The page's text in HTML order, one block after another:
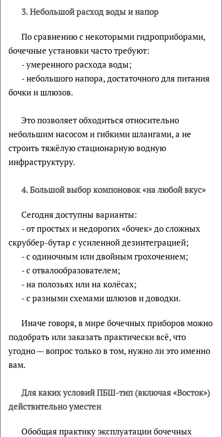
3. Небольшой расход воды и напор
По сравнению с некоторыми гидроприборами,
бочечные установки часто требуют:
- умеренного расхода воды;
- небольшого напора, достаточного для питания
бочки и шлюзов.
Это позволяет обходиться относительно
небольшим насосом и гибкими шлангами, а не
строить тяжёлую стационарную водную
инфраструктуру.
4. Большой выбор компоновок «на любой вкус»
Сегодня доступны варианты:
- от простых и недорогих «бочек» до сложных
скруббер-бутар с усиленной дезинтеграцией;
- с одиночным или двойным грохочением;
- с отвалообразователем;
- на полозьях или на колёсах;
- с разными схемами шлюзов и доводки.
Иначе говоря, в мире бочечных приборов можно
подобрать или заказать практически всё, что
угодно — вопрос только в том, нужно ли это именно
вам.
Для каких условий ПБШ-тип (включая «Восток»)
действительно уместен
Обобщая практику эксплуатации бочечных